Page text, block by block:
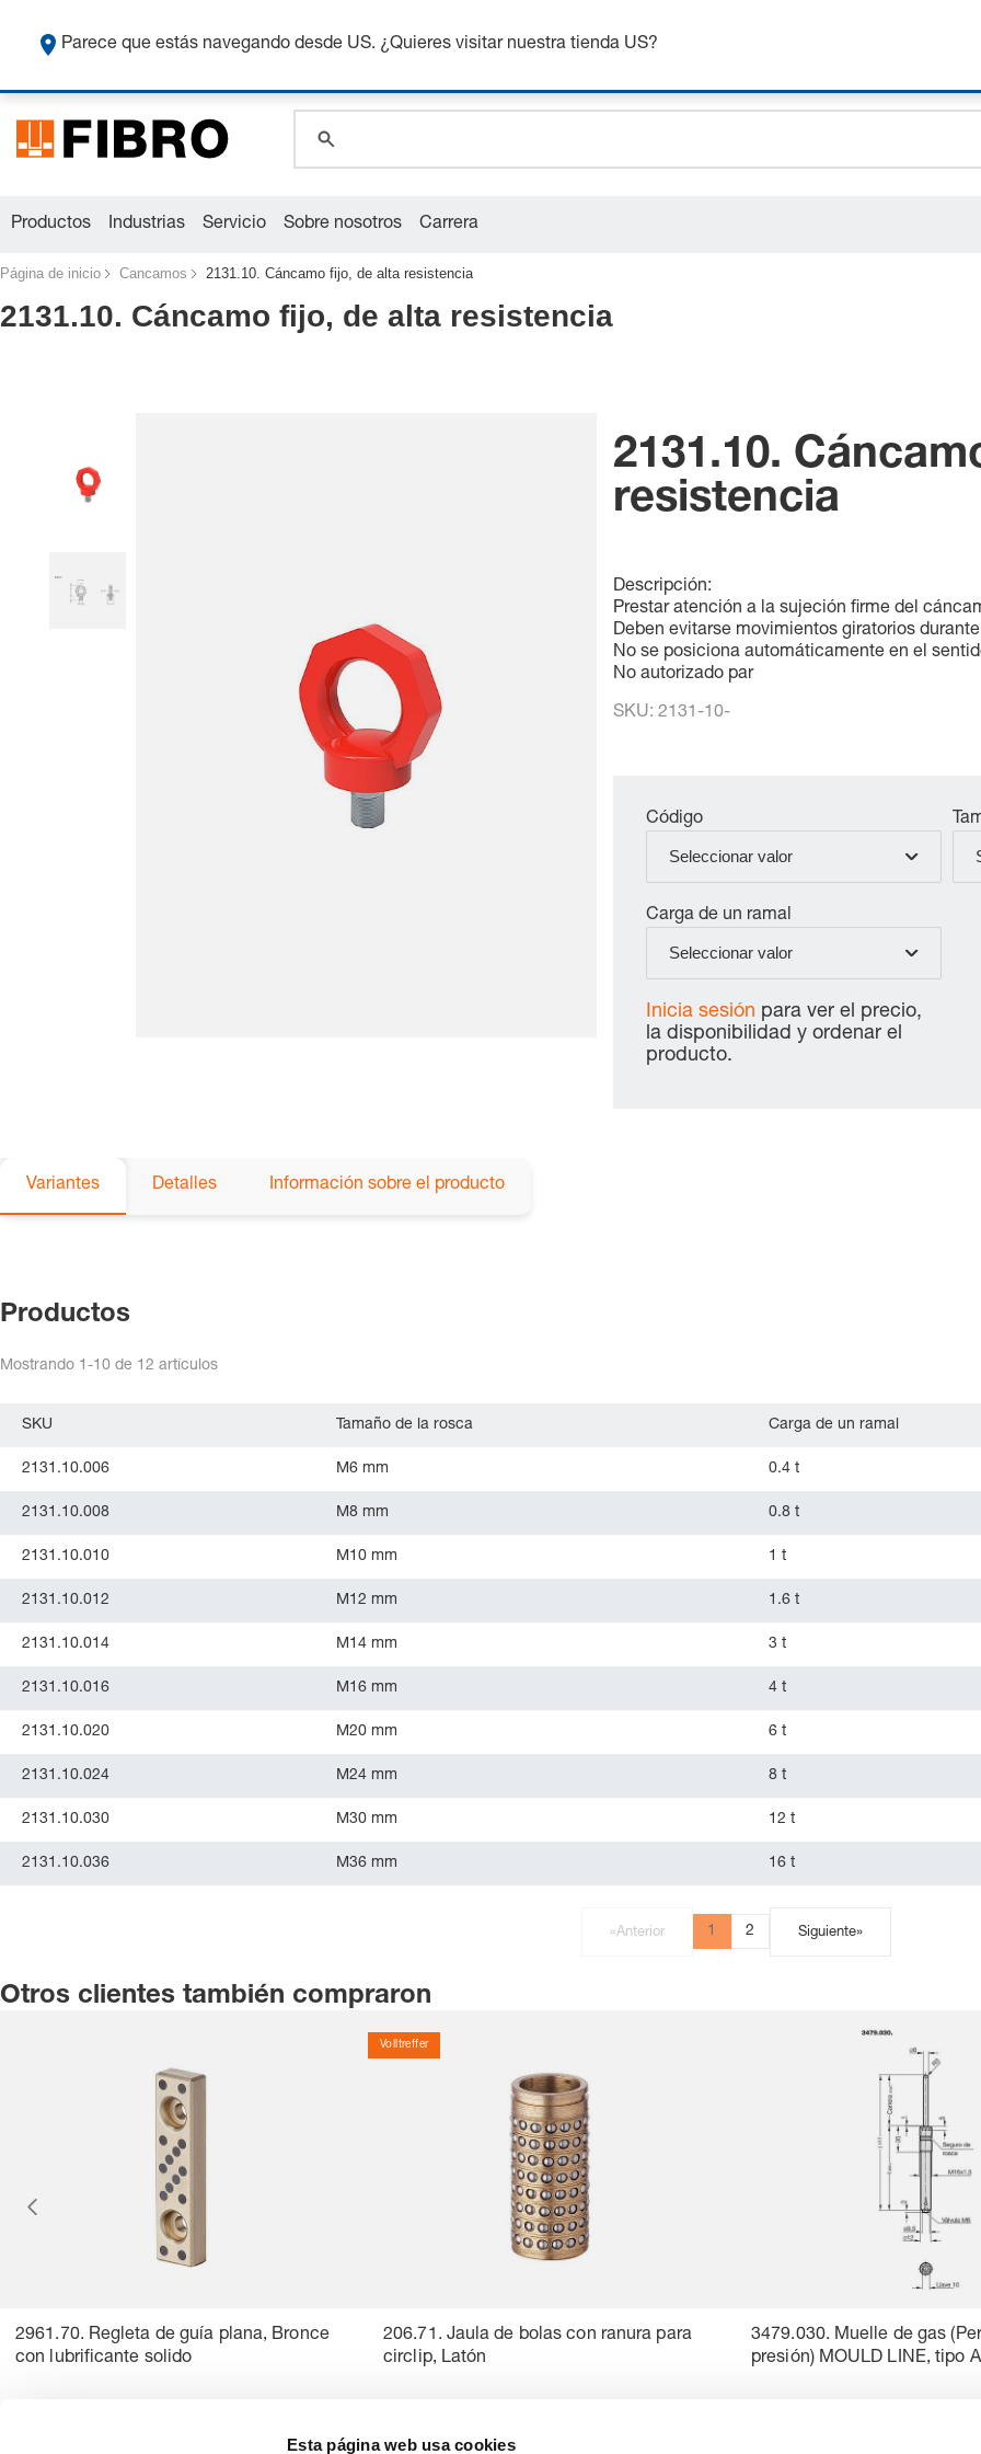
Esta página web usa cookies
global.search.placeholder.name
global.search.placeholder.category
Productos Industrias Servicio Sobre nosotros Carrera
Página de inicio Cancamos 2131.10. Cáncamo fijo, de alta resistencia
2131.10. Cáncamo fijo, de alta resistencia
2131.10.
resistencia
Descripción:
Prestar atención a la sujeción firme del
Deben evitarse movimientos giratorios
No se posiciona automáticamente en el
No autorizado par
SKU:2131-10-
Código
Seleccionar valor
Carga de un ramal
Seleccionar valor
Inicia sesión para ver el precio,
la disponibilidad y ordenar el
producto.
Variantes Detalles Información sobre el producto
Productos
Mostrando 1-10 de 12 artículos
SKU Tamaño de la rosca Carga de un ramal
2131.10.006 M6 mm 0.4 t
2131.10.008 M8 mm 0.8 t
2131.10.010 M10 mm 1 t
2131.10.012 M12 mm 1.6 t
2131.10.014 M14 mm 3 t
2131.10.016 M16 mm 4 t
2131.10.020 M20 mm 6 t
2131.10.024 M24 mm 8 t
2131.10.030 M30 mm 12 t
2131.10.036 M36 mm 16 t
«Anterior 1 2 Siguiente»
Otros clientes también compraron
2961.70. Regleta de guía plana, Bronce
con lubrificante solido
Volltreffer
206.71. Jaula de bolas con ranura para
circlip, Latón
3479.030. Muelle de gas
presión) MOULD LINE, tipo
Parece que estás navegando desde US. ¿Quieres visitar nuestra tienda US?